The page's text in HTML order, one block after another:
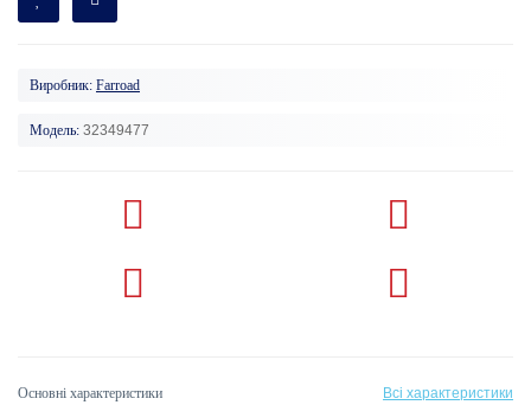
Виробник: Farroad
Модель: 32349477
Основні характеристики Всі характеристики